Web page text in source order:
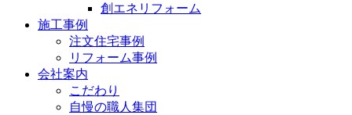
創エネリフォーム
施工事例
注文住宅事例
リフォーム事例
会社案内
こだわり
自慢の職人集団